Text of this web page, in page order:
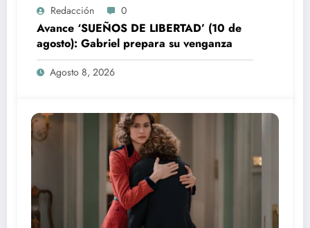
Redacción 0
Avance ‘SUEÑOS DE LIBERTAD’ (10 de
agosto): Gabriel prepara su venganza
Agosto 8, 2026